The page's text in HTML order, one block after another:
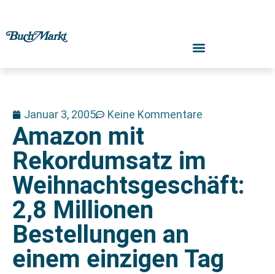
Januar 3, 2005 Keine Kommentare
Amazon mit
Rekordumsatz im
Weihnachtsgeschäft:
2,8 Millionen
Bestellungen an
einem einzigen Tag